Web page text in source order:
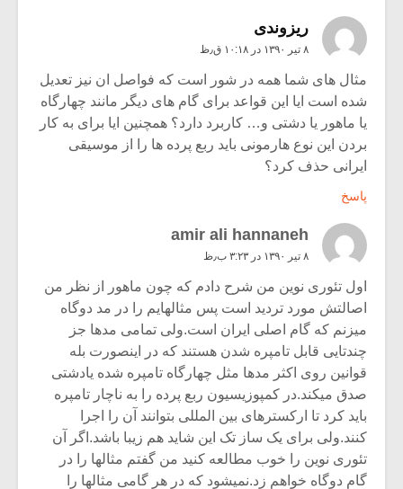
ریزوندی
۸ تیر ۱۳۹۰ در ۱۰:۱۸ ق٫ظ
مثال های شما همه در شور است که فواصل ان نیز تعدیل
شده است ایا این قواعد برای گام های دیگر مانند چهارگاه
یا ماهور یا دشتی و… کاربرد دارد؟ همچنین ایا برای به کار
بردن این نوع هارمونی باید ربع پرده ها را از موسیقی
ایرانی حذف کرد؟
پاسخ
amir ali hannaneh
۸ تیر ۱۳۹۰ در ۳:۲۳ ب٫ظ
اول تئوری نوین من شرح دادم که چون ماهور از نظر من
اصالتش مورد تردید است پس مثالهایم را در مد دوگاه
میزنم که گام اصلی ایران است.ولی تمامی مدها جز
چندتایی قابل تامپره شدن هستند که در اینصورت بله
قوانین روی اکثر مدها مثل چهارگاه تامپره شده یادشتی
صدق میکند.در کمپوزیسیون ربع پرده را به ناچار تامپره
باید کرد تا ارکسترهای بین المللی بتوانند آن را اجرا
کنند.ولی برای یک ساز تک این شاید هم زیبا باشد.اگر آن
تئوری نوین را خوب مطالعه کنید من گفتم مثالها را در
گام دوگاه خواهم زد.نمیشود که در هر گامی مثالها را